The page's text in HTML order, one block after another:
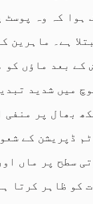
ہوا کہ وہ پوسٹ
ہے۔ ماہرین
کے بعد ماؤں کو
میں شدید
بھال پر منفی
ڈپریشن کے
سطح پر ماں
کو ظاہر کرتا